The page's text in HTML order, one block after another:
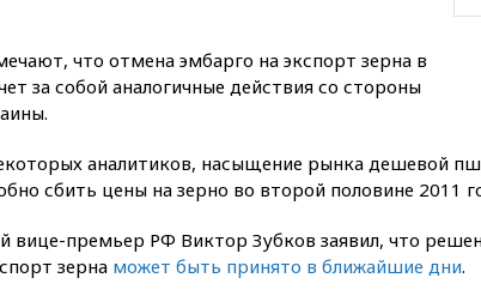
что отмена эмбарго на экспорт зерна в
за собой аналогичные действия со стороны
аналитиков, насыщение рынка дешевой
сбить цены на зерно во второй половине 2011
вице-премьер РФ Виктор Зубков заявил, что
зерна может быть принято в ближайшие дни.